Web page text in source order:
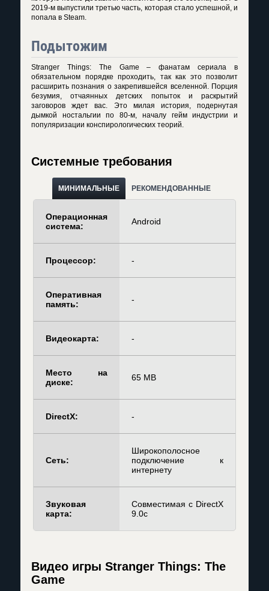
2019-м выпустили третью часть, которая стало успешной, и
попала в Steam.
Подытожим
Stranger Things: The Game – фанатам сериала в
обязательном порядке проходить, так как это позволит
расширить познания о закрепившейся вселенной. Порция
безумия, отчаянных детских попыток и раскрытий
заговоров ждет вас. Это милая история, подернутая
дымкой ностальгии по 80-м, началу гейм индустрии и
популяризации конспирологических теорий.
Системные требования
МИНИМАЛЬНЫЕ РЕКОМЕНДОВАННЫЕ
Операционная
система:
Android
Процессор: -
Оперативная
память:
-
Видеокарта: -
Место на
диске:
65 MB
DirectX: -
Сеть:
Широкополосное
подключение к
интернету
Звуковая
карта:
Совместимая с DirectX
9.0c
Видео игры Stranger Things: The
Game